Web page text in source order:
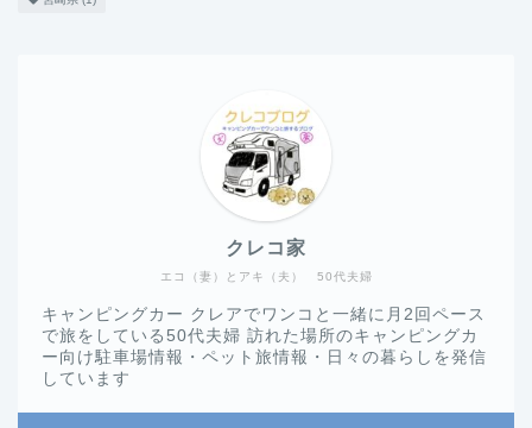
エコ（妻）とアキ（夫） 50代夫婦
クレコ家
キャンピングカー クレアでワンコと一緒に月2回ペース
で旅をしている50代夫婦 訪れた場所のキャンピングカ
ー向け駐車場情報・ペット旅情報・日々の暮らしを発信
しています